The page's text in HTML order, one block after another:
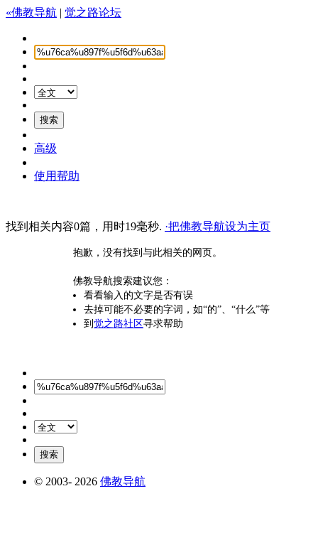
«佛教导航 | 觉之路论坛
高级
使用帮助
找到相关内容0篇，用时19毫秒. ·把佛教导航设为主页
抱歉，没有找到与此相关的网页。
佛教导航搜索建议您：
看看输入的文字是否有误
去掉可能不必要的字词，如“的”、“什么”等
到 觉之路社区寻求帮助
© 2003- 2026 佛教导航